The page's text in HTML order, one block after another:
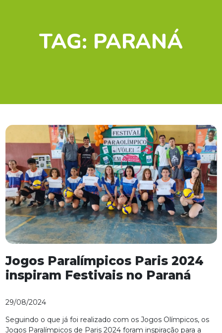
TAG: PARANÁ
Jogos Paralímpicos Paris 2024
inspiram Festivais no Paraná
29/08/2024
Seguindo o que já foi realizado com os Jogos Olímpicos, os
Jogos Paralímpicos de Paris 2024 foram inspiração para a